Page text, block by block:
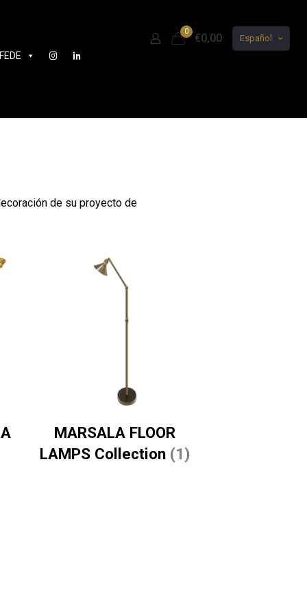
0
€0,00 Español
de su proyecto de
MARSALA FLOOR
LAMPS Collection (1)